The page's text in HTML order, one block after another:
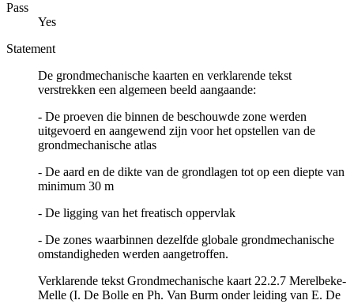
Pass
Yes
Statement
De grondmechanische kaarten en verklarende tekst
verstrekken een algemeen beeld aangaande:
- De proeven die binnen de beschouwde zone werden
uitgevoerd en aangewend zijn voor het opstellen van de
grondmechanische atlas
- De aard en de dikte van de grondlagen tot op een diepte van
minimum 30 m
- De ligging van het freatisch oppervlak
- De zones waarbinnen dezelfde globale grondmechanische
omstandigheden werden aangetroffen.
Verklarende tekst Grondmechanische kaart 22.2.7 Merelbeke-
Melle (I. De Bolle en Ph. Van Burm onder leiding van E. De